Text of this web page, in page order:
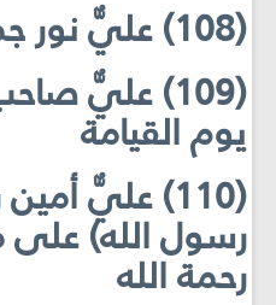
(108) عليٌّ نور جميع من أطاع الله
(109) عليٌّ
يوم القيامة
(110) عليٌّ
رسول الله) على
رحمة الله